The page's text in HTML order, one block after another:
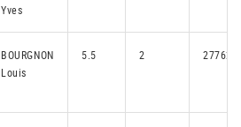
Yves
BOURGNON
Louis
5.5 2 27762